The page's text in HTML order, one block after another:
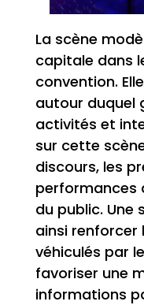
La scène
capitale dans
convention.
autour duquel
activités et
sur cette
discours, les
performances
du public. Une
ainsi renforcer
véhiculés par
favoriser une
informations